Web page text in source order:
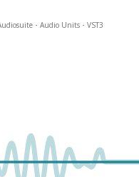
・Audio Units・VST3